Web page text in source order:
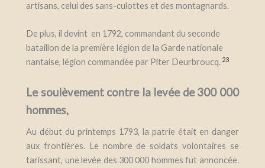
artisans, celui des sans-culottes et des montagnards.
De plus, il devint en 1792, commandant du seconde
bataillon de la première légion de la Garde nationale
nantaise, légion commandée par Piter Deurbroucq. 23
Le soulèvement contre la levée de 300 000
hommes,
Au début du printemps 1793, la patrie était en danger
aux frontières. Le nombre de soldats volontaires se
tarissant, une levée des 300 000 hommes fut annoncée.